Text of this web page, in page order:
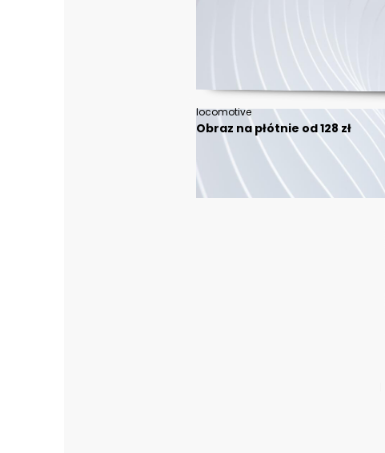
locomotive
Obraz na płótnie od 128 zł